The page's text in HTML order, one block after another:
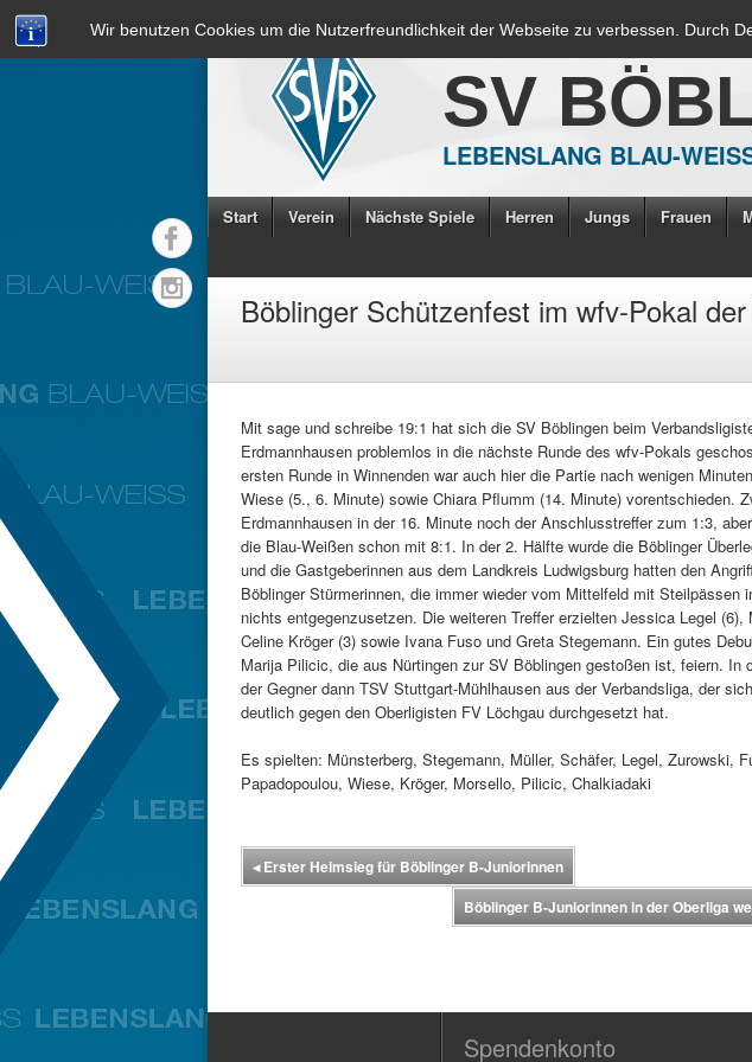
Wir benutzen Cookies um die Nutzerfreundlichkeit der Webseite zu verbessen. Durch
SV
LEBENSLANG BLAU-
Start Verein Nächste Spiele Herren Jungs Frauen
Böblinger Schützenfest im wfv-Pokal
Mit sage und schreibe 19:1 hat sich die SV Böblingen beim
Erdmannhausen problemlos in die nächste Runde des wfv-Pokals
ersten Runde in Winnenden war auch hier die Partie nach wenigen
Wiese (5., 6. Minute) sowie Chiara Pflumm (14. Minute) vorentschieden.
Erdmannhausen in der 16. Minute noch der Anschlusstreffer zum 1:3,
die Blau-Weißen schon mit 8:1. In der 2. Hälfte wurde die Böblinger
und die Gastgeberinnen aus dem Landkreis Ludwigsburg hatten den
Böblinger Stürmerinnen, die immer wieder vom Mittelfeld mit Steilpässen
nichts entgegenzusetzen. Die weiteren Treffer erzielten Jessica Legel (6),
Celine Kröger (3) sowie Ivana Fuso und Greta Stegemann. Ein gutes
Marija Pilicic, die aus Nürtingen zur SV Böblingen gestoßen ist, feiern. In
der Gegner dann TSV Stuttgart-Mühlhausen aus der Verbandsliga, der
deutlich gegen den Oberligisten FV Löchgau durchgesetzt hat.
Es spielten: Münsterberg, Stegemann, Müller, Schäfer, Legel, Zurowski,
Papadopoulou, Wiese, Kröger, Morsello, Pilicic, Chalkiadaki
◂Erster Heimsieg für Böblinger B-Juniorinnen
Böblinger B-Juniorinnen in der Oberliga
Spendenkonto